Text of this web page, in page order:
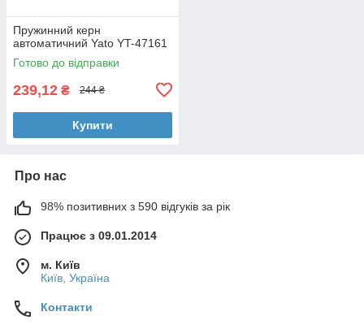
Пружинний керн
автоматичний Yato YT-47161
Готово до відправки
239,12 ₴ 244 ₴
Купити
Про нас
98% позитивних з 590 відгуків за рік
Працює з 09.01.2014
м. Київ
Київ, Україна
Контакти